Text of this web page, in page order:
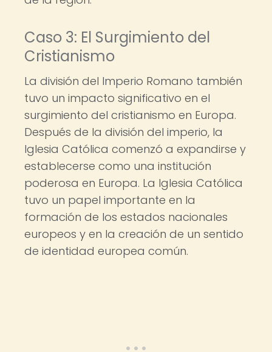
Caso 3: El Surgimiento del
Cristianismo
La división del Imperio Romano también
tuvo un impacto significativo en el
surgimiento del cristianismo en Europa.
Después de la división del imperio, la
Iglesia Católica comenzó a expandirse y
establecerse como una institución
poderosa en Europa. La Iglesia Católica
tuvo un papel importante en la
formación de los estados nacionales
europeos y en la creación de un sentido
de identidad europea común.